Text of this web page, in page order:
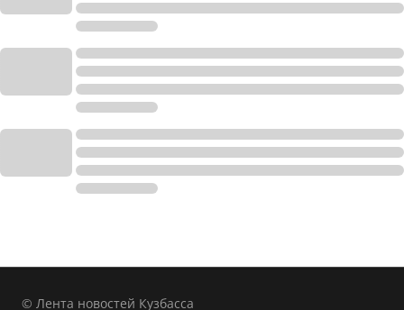
© Лента новостей Кузбасса